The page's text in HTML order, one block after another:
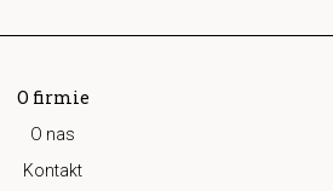
O firmie
O nas
Kontakt